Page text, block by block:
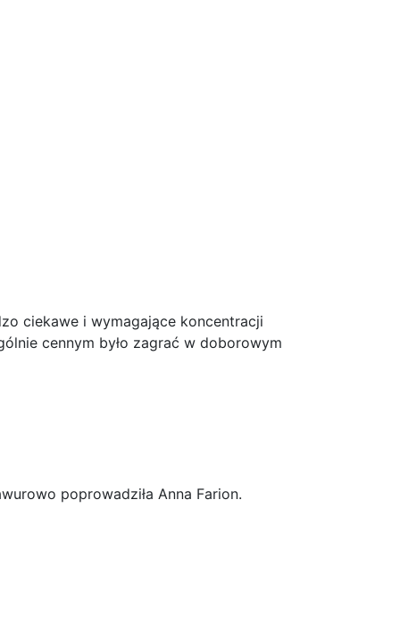
ciekawe i wymagające koncentracji
cennym było zagrać w doborowym
poprowadziła Anna Farion.